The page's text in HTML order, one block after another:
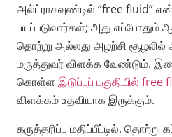
அல்ட்ராசவுண்டில் “free fluid”
பயப்படுவார்கள்; அது
தொற்று அல்லது அழற்சி
மருத்துவர் விளக்க வேண்டும்.
கொள்ள இடுப்புப் பகுதியில்
விளக்கம் உதவியாக இருக்கும்.
கருத்தரிப்பு மதிப்பீட்டில், தொற்று